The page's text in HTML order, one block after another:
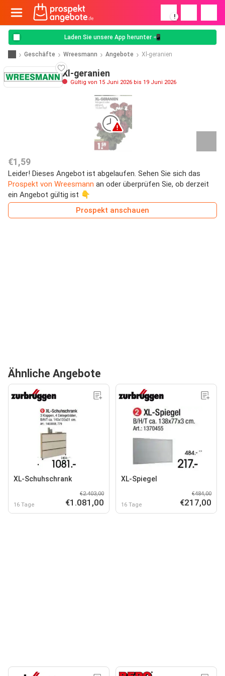
!
Laden Sie unsere App herunter 📲
Geschäfte Wreesmann Angebote Xl-geranien
Xl-geranien
Gültig von 15 Juni 2026 bis 19 Juni 2026
€1,59
Leider! Dieses Angebot ist abgelaufen. Sehen Sie sich das
Prospekt von Wreesmann an oder überprüfen Sie, ob derzeit
ein Angebot gültig ist 👇
Prospekt anschauen
Ähnliche Angebote
XL-Schuhschrank
16 Tage
€2.403,00
€1.081,00
XL-Spiegel
16 Tage
€484,00
€217,00